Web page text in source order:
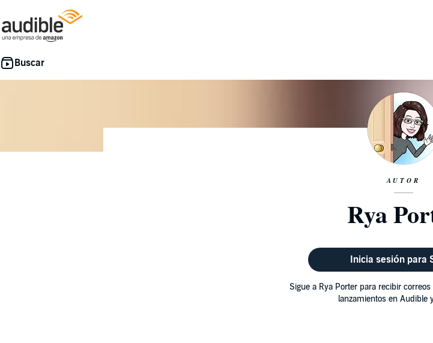
AUTOR
Rya
Inicia sesión para
Sigue a Rya Porter para recibir
lanzamientos en Audible